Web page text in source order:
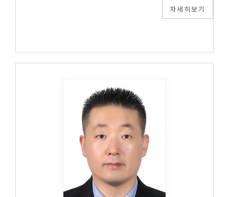
자세히보기